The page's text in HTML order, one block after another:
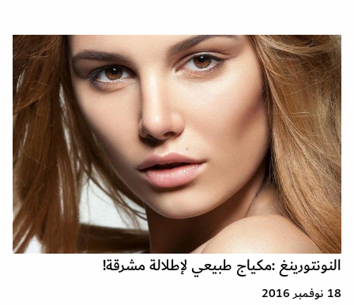
النونتورينغ :مكياج طبيعي لإطلالة مشرقة!
18 نوفمبر 2016